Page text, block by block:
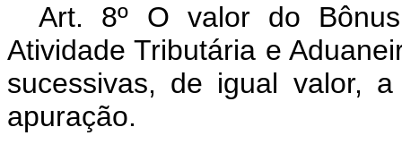
Art. 8º O valor do
Atividade Tributária e
sucessivas, de igual valor,
apuração.